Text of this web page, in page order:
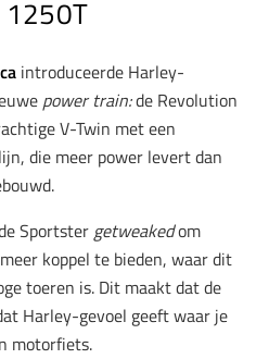
1250T
introduceerde Harley-
power train:de Revolution
V-Twin met een
die meer power levert dan
Sportstergetweakedom
koppel te bieden, waar dit
toeren is. Dit maakt dat de
Harley-gevoel geeft waar je
motorfiets.